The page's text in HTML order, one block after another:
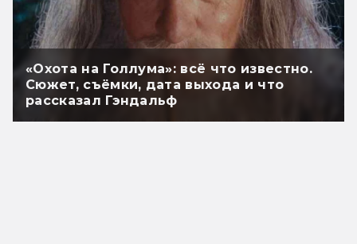
«Охота на Голлума»: всё что известно.
Сюжет, съёмки, дата выхода и что
рассказал Гэндальф